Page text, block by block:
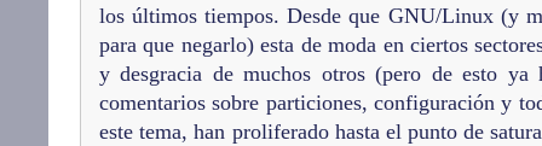
los últimos tiempos. Desde que GNU/Linux (y
para que negarlo) esta de moda en ciertos
y desgracia de muchos otros (pero de esto ya
comentarios sobre particiones, configuración y
este tema, han proliferado hasta el punto de